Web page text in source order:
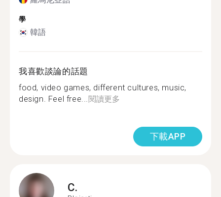
學
韓語
我喜歡談論的話題
food, video games, different cultures, music,
design. Feel free...閱讀更多
下載APP
C.